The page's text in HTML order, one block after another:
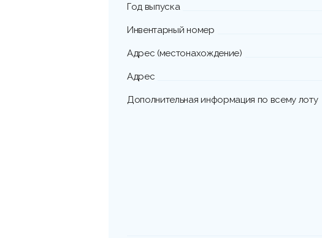
Год выпуска
Инвентарный номер
Адрес (местонахождение)
Адрес
Дополнительная информация по всему лоту